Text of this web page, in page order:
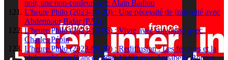
noir, une non-couleur avec Alain Badiou
L'heure Philo (2023-10-20) : Une nécessité de fraternité avec
Abdennour Bidar (PAD)
L'heure Philo (2023-10-06) : Vivre avec son passé avec
Charles Pépin
L'heure Philo (2023-09-29) : Rediffusion : Les femmes et la
philosophie en France (1880-1949) avec Annabelle Bonnet